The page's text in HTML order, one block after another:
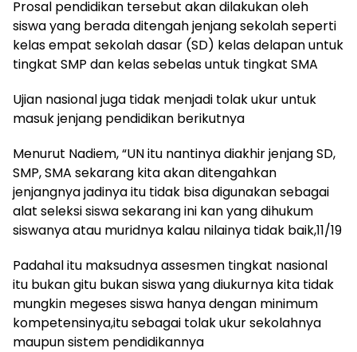
Prosal pendidikan tersebut akan dilakukan oleh
siswa yang berada ditengah jenjang sekolah seperti
kelas empat sekolah dasar (SD) kelas delapan untuk
tingkat SMP dan kelas sebelas untuk tingkat SMA
Ujian nasional juga tidak menjadi tolak ukur untuk
masuk jenjang pendidikan berikutnya
Menurut Nadiem, “UN itu nantinya diakhir jenjang SD,
SMP, SMA sekarang kita akan ditengahkan
jenjangnya jadinya itu tidak bisa digunakan sebagai
alat seleksi siswa sekarang ini kan yang dihukum
siswanya atau muridnya kalau nilainya tidak baik,11/19
Padahal itu maksudnya assesmen tingkat nasional
itu bukan gitu bukan siswa yang diukurnya kita tidak
mungkin megeses siswa hanya dengan minimum
kompetensinya,itu sebagai tolak ukur sekolahnya
maupun sistem pendidikannya